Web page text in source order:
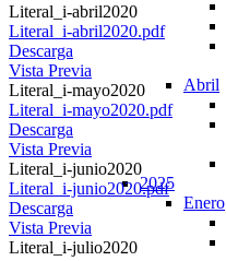
Abril
2025
Enero
Literal_i-abril2020
Literal_i-abril2020.pdf
Descarga
Vista Previa
Literal_i-mayo2020
Literal_i-mayo2020.pdf
Descarga
Vista Previa
Literal_i-junio2020
Literal_i-junio2020.pdf
Descarga
Vista Previa
Literal_i-julio2020